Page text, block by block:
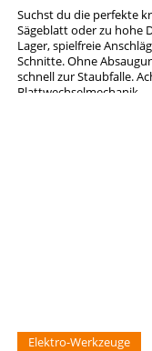
Suchst du die perfekte
Sägeblatt oder zu hohe
Lager, spielfreie
Schnitte. Ohne
schnell zur Staubfalle.
Blattwechselmechanik.
Elektro-Werkzeuge